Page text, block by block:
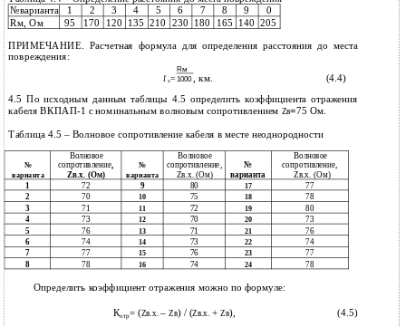
№варианта 1 2 3 4 5 6 7 8 9 0
Rм, Ом 95 170 120 135 210 230 180 165 140 205
ПРИМЕЧАНИЕ. Расчетная формула для определения расстояния до места
повреждения:
lх=
Rм
, км. (4.4)
1000
4.5 По исходным данным таблицы 4.5 определить коэффициента отражения
кабеля ВКПАП-1 с номинальным волновым сопротивлением Zв=75 Ом.
Таблица 4.5 – Волновое сопротивление кабеля в месте неоднородности
Волновое Волновое Волновое
№ сопротивление, № сопротивление, № сопротивление,
варианта Zв.х. (Ом) варианта Zв.х. (Ом) варианта
Zв.х. (Ом)
1
72 9 80 17 77
2 70 10 75 18 78
3 71 11 72 19
80
4
73 12 70 20 73
5 76 13 71 21 76
6 74 14 73 22
74
7
77 15 76 23
77
8
78 16 74 24 78
Определить коэффициент отражения можно по формуле:
Котр= (Zв.х.–Zв) / (Zв.х. +Zв),
(4.5)